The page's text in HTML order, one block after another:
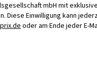
mbH mit
Diese Einwilligung kann
oder am Ende jeder E-